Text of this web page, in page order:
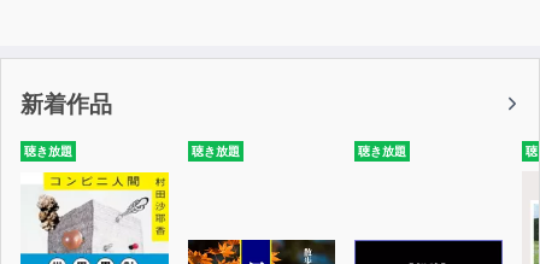
新着作品
聴き放題 聴き放題 聴き放題 聴